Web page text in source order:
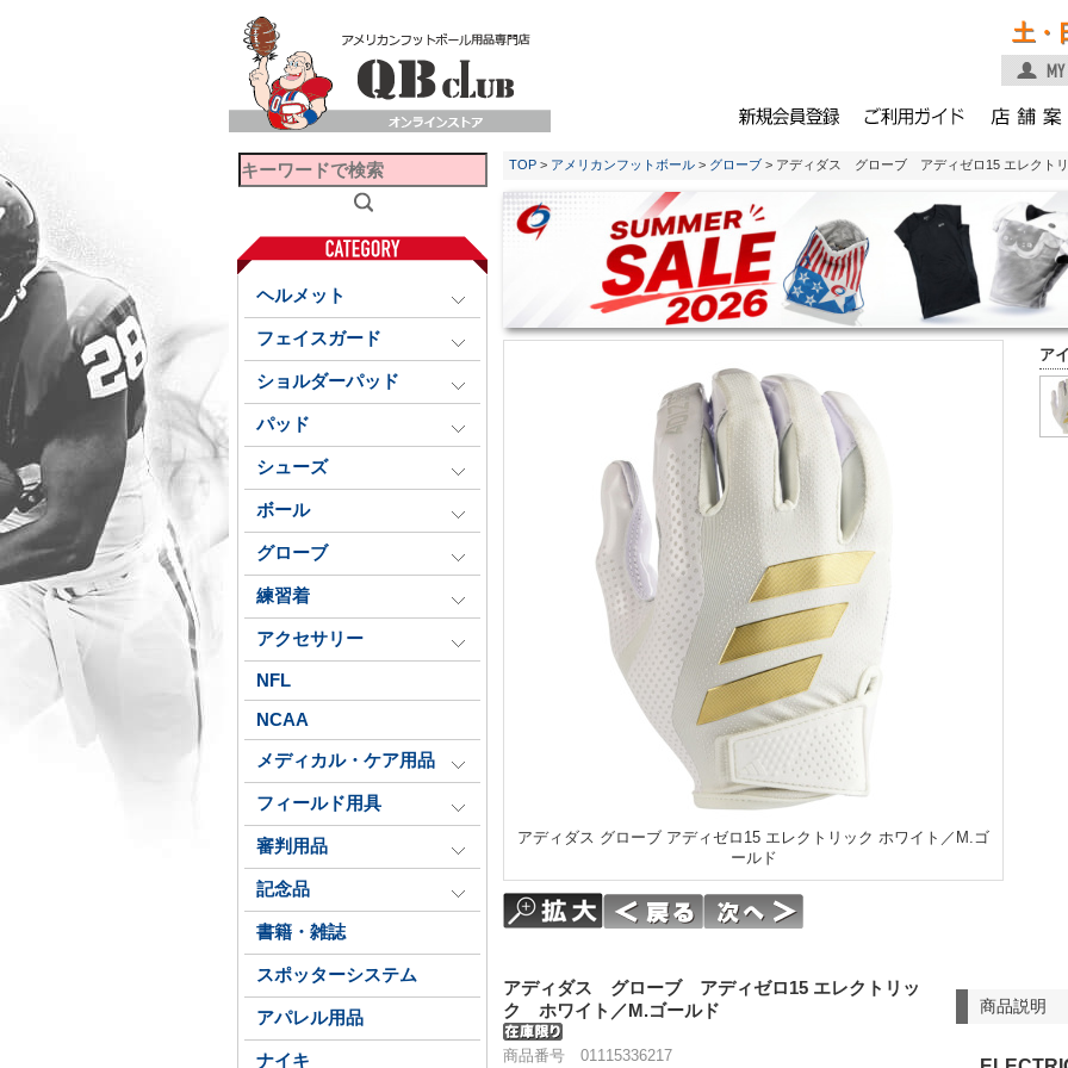
土・
ヘルメット
フェイスガード
ショルダーパッド
パッド
シューズ
ボール
グローブ
練習着
アクセサリー
NFL
NCAA
メディカル・ケア用品
フィールド用具
審判用品
記念品
書籍・雑誌
スポッターシステム
アパレル用品
ナイキ
TOP > アメリカンフットボール > グローブ > アディダス グローブ アディゼロ15 エレクト
ア
アディダス グローブ アディゼロ15 エレクトリック ホワイト／M.ゴ
ールド
商品説明
アディダス グローブ アディゼロ15 エレクトリッ
ク ホワイト／M.ゴールド
商品番号 01115336217